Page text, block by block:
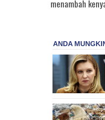
menambah